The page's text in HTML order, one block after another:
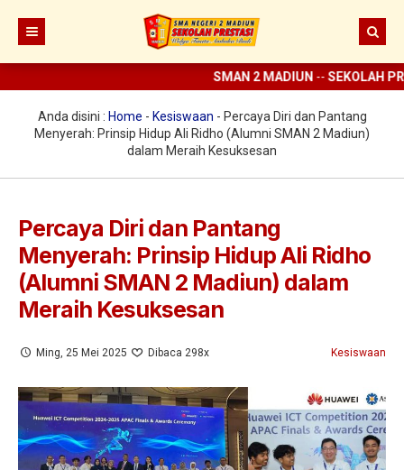
Berita
Profil
Visi Misi SMAN 2 Madiun
Struktur Organisasi
Sarana dan Prasarana
Ekstrakurikuler
Pramuka
SCC
KIR
UKS
Koperasi
Jurnalistik
Tari
Digital Sekolah
ELITE
E-learning
Perpus Digital
Aplikasi KBM
Guru dan Karyawan
SMAN 2 MADIUN --SEKOLAH
Anda disini : Home - Kesiswaan - Percaya Diri dan Pantang
Menyerah: Prinsip Hidup Ali Ridho (Alumni SMAN 2 Madiun)
dalam Meraih Kesuksesan
Percaya Diri dan Pantang
Menyerah: Prinsip Hidup Ali Ridho
(Alumni SMAN 2 Madiun) dalam
Meraih Kesuksesan
Ming, 25 Mei 2025 Dibaca 298x Kesiswaan